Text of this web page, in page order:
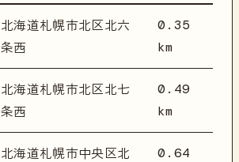
北海道札幌市北区北六
条西
0.35
km
北海道札幌市北区北七
条西
0.49
km
北海道札幌市中央区北 0.64